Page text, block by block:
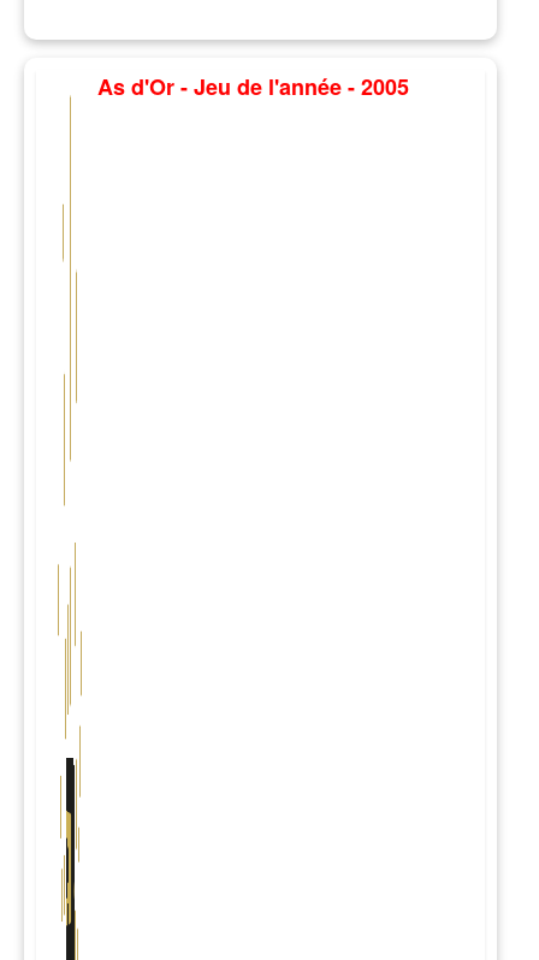
As d'Or - Jeu de l'année - 2005